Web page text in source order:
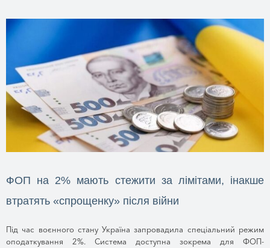
ФОП на 2% мають стежити за лімітами, інакше
втратять «спрощенку» після війни
Під час воєнного стану Україна запровадила спеціальний режим
оподаткування 2%. Система доступна зокрема для ФОП-